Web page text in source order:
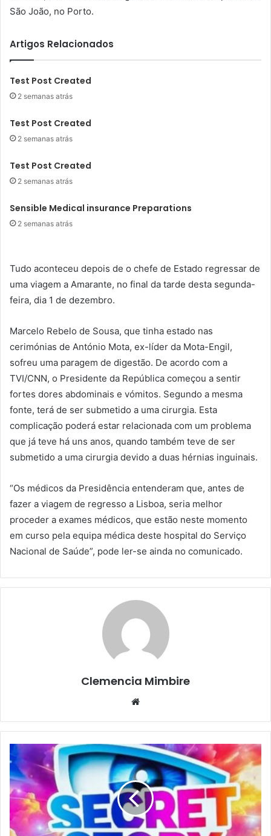
São João, no Porto.
Artigos Relacionados
Test Post Created
2 semanas atrás
Test Post Created
2 semanas atrás
Test Post Created
2 semanas atrás
Sensible Medical insurance Preparations
2 semanas atrás
Tudo aconteceu depois de o chefe de Estado regressar de
uma viagem a Amarante, no final da tarde desta segunda-
feira, dia 1 de dezembro.
Marcelo Rebelo de Sousa, que tinha estado nas
cerimónias de António Mota, ex-líder da Mota-Engil,
sofreu uma paragem de digestão. De acordo com a
TVI/CNN, o Presidente da República começou a sentir
fortes dores abdominais e vómitos. Segundo a mesma
fonte, terá de ser submetido a uma cirurgia. Esta
complicação poderá estar relacionada com um problema
que já teve há uns anos, quando também teve de ser
submetido a uma cirurgia devido a duas hérnias inguinais.
“Os médicos da Presidência entenderam que, antes de
fazer a viagem de regresso a Lisboa, seria melhor
proceder a exames médicos, que estão neste momento
em curso pela equipa médica deste hospital do Serviço
Nacional de Saúde”, pode ler-se ainda no comunicado.
Clemencia Mimbire
Website